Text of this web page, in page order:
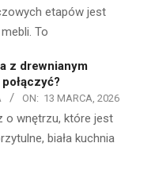
etapów jest
To
z drewnianym
ON: 13 MARCA, 2026
o wnętrzu, które jest
biała kuchnia